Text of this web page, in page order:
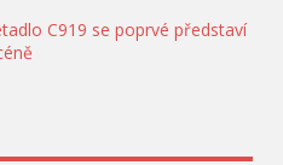
C919 se poprvé představí